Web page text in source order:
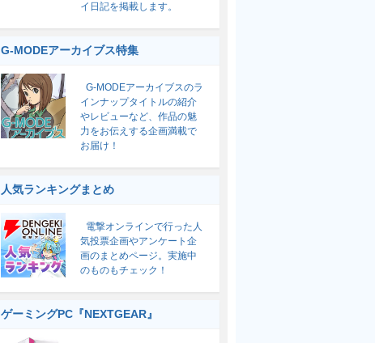
イ日記を掲載します。
G-MODEアーカイブス特集
G-MODEアーカイブスのラ
インナップタイトルの紹介
やレビューなど、作品の魅
力をお伝えする企画満載で
お届け！
人気ランキングまとめ
電撃オンラインで行った人
気投票企画やアンケート企
画のまとめページ。実施中
のものもチェック！
ゲーミングPC『NEXTGEAR』